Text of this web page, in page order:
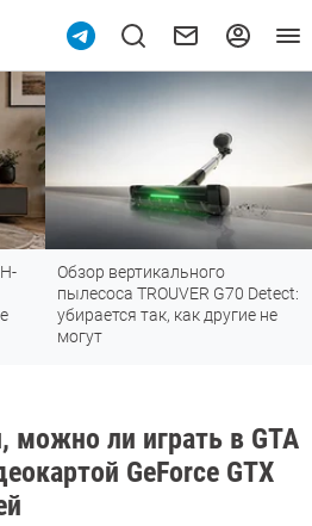
Обзор вертикального
пылесоса TROUVER G70 Detect:
убирается так, как другие не
могут
можно ли играть в GTA
GeForce GTX